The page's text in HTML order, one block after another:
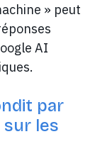
» peut
AI
par
les